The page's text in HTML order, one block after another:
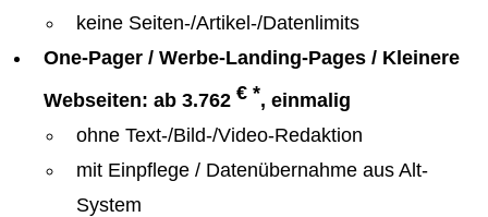
keine Seiten-/Artikel-/Datenlimits
One-Pager / Werbe-Landing-Pages / Kleinere
Webseiten: ab 3.762 € *, einmalig
ohne Text-/Bild-/Video-Redaktion
mit Einpflege / Datenübernahme aus Alt-
System